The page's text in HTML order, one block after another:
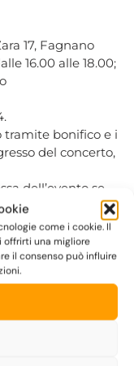
come i cookie. Il
una migliore
il consenso può influire
17, Fagnano
16.00 alle 18.00;
tramite bonifico e i
del concerto,
dell’evento se